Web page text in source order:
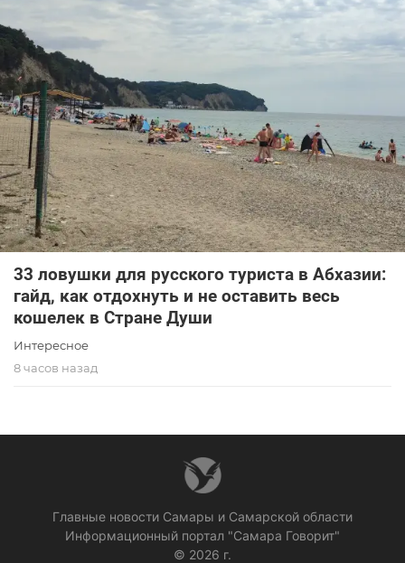
33 ловушки для русского туриста в Абхазии:
гайд, как отдохнуть и не оставить весь
кошелек в Стране Души
Интересное
8 часов назад
Главные новости Самары и Самарской области
Информационный портал "Самара Говорит"
© 2026 г.